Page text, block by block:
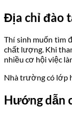
Địa chỉ đào
Thí sinh muốn tìm
chất lượng. Khi
nhiều cơ hội việc
Nhà trường có lớp
Hướng dẫn